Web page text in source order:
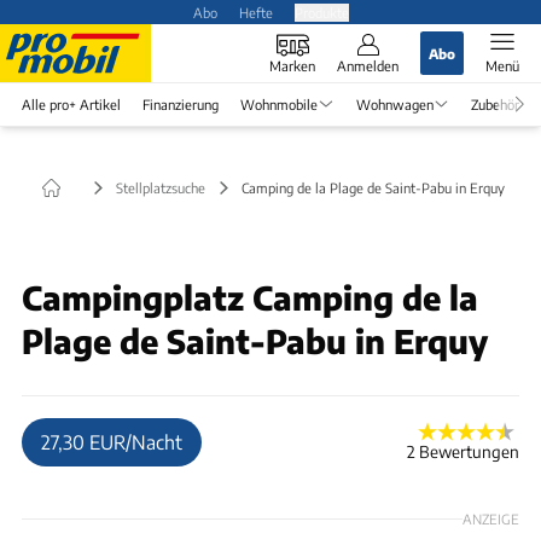
Abo Hefte
Marken Anmelden
Abo
Menü
Alle pro+ Artikel Finanzierung Wohnmobile Wohnwagen Zubehör
Stellplatzsuche Camping de la Plage de Saint-Pabu in Erquy
Campingplatz Camping de la
Plage de Saint-Pabu in Erquy
27,30 EUR/Nacht 2 Bewertungen
ANZEIGE